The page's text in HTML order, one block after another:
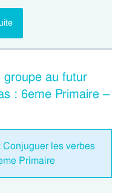
groupe au futur
: 6eme Primaire –
Conjuguer les verbes
Primaire